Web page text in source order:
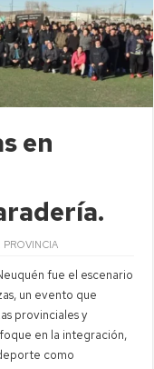
en
PROVINCIA
fue el escenario
un evento que
provinciales y
en la integración,
como